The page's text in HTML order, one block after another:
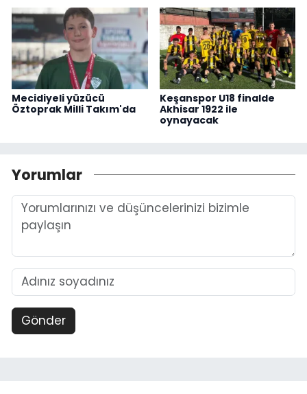
Mecidiyeli yüzücü
Öztoprak Milli Takım'da
Keşanspor U18 finalde
Akhisar 1922 ile
oynayacak
Yorumlar
Gönder